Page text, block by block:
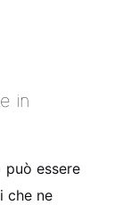
in
può essere
che ne